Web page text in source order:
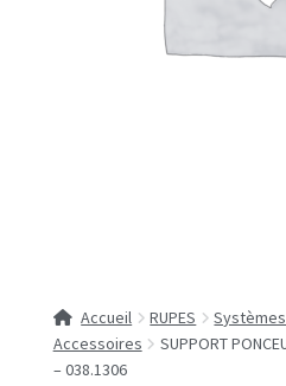
Accueil RUPES
Accessoires
SUPPORT
– 038.1306